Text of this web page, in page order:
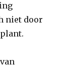
niet door